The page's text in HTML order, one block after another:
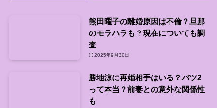
熊田曜子の離婚原因は不倫？旦那
のモラハラも？現在についても調
査
2025年9月30日
勝地涼に再婚相手はいる？バツ2
って本当？前妻との意外な関係性
も